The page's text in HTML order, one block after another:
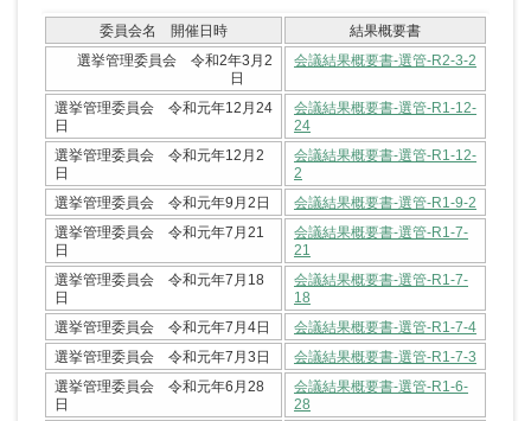
委員会名 開催日時
結果概要書
選挙管理委員会 令和2年3月2
日
会議結果概要書-選管-R2-3-2
選挙管理委員会 令和元年12月24
日
会議結果概要書-選管-R1-12-
24
選挙管理委員会 令和元年12月2
日
会議結果概要書-選管-R1-12-
2
選挙管理委員会 令和元年9月2日
会議結果概要書-選管-R1-9-2
選挙管理委員会 令和元年7月21
日
会議結果概要書-選管-R1-7-
21
選挙管理委員会 令和元年7月18
日
会議結果概要書-選管-R1-7-
18
選挙管理委員会 令和元年7月4日
会議結果概要書-選管-R1-7-4
選挙管理委員会 令和元年7月3日
会議結果概要書-選管-R1-7-3
選挙管理委員会 令和元年6月28
日
会議結果概要書-選管-R1-6-
28